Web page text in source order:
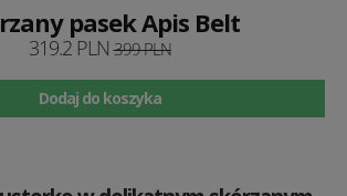
pasek Apis Belt
319.2 PLN399 PLN
Dodaj do koszyka